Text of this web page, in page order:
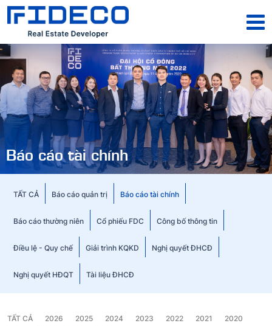
Báo cáo tài chính
TẤT CẢ Báo cáo quản trị Báo cáo tài chính
Báo cáo thường niên Cổ phiếu FDC Công bố thông tin
Điều lệ - Quy chế Giải trình KQKD Nghị quyết ĐHCĐ
Nghị quyết HĐQT Tài liệu ĐHCĐ
TẤT CẢ 2026 2025 2024 2023 2022 2021
2020